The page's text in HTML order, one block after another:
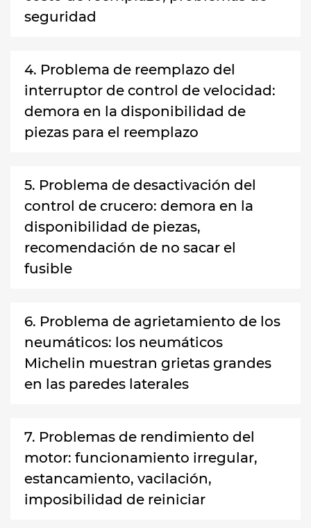
seguridad
4. Problema de reemplazo del
interruptor de control de velocidad:
demora en la disponibilidad de
piezas para el reemplazo
5. Problema de desactivación del
control de crucero: demora en la
disponibilidad de piezas,
recomendación de no sacar el
fusible
6. Problema de agrietamiento de los
neumáticos: los neumáticos
Michelin muestran grietas grandes
en las paredes laterales
7. Problemas de rendimiento del
motor: funcionamiento irregular,
estancamiento, vacilación,
imposibilidad de reiniciar